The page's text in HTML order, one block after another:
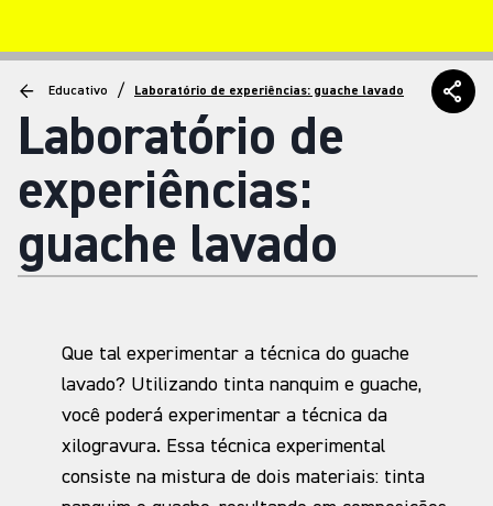
Educativo / Laboratório de experiências: guache lavado
Laboratório de
experiências:
guache lavado
Que tal experimentar a técnica do guache
lavado? Utilizando tinta nanquim e guache,
você poderá experimentar a técnica da
xilogravura. Essa técnica experimental
consiste na mistura de dois materiais: tinta